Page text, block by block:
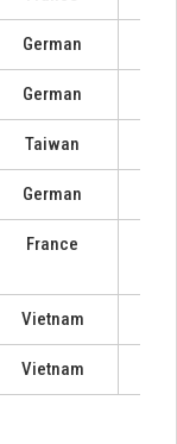
German
German
Taiwan
German
France
Vietnam
Vietnam